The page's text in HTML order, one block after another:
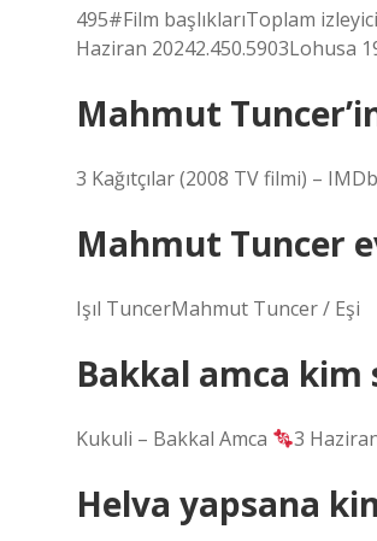
495#Film başlıklarıToplam
Haziran 20242.450.5903Lohusa
Mahmut
3 Kağıtçılar (2008 TV filmi) –
Mahmut Tuncer
Işıl TuncerMahmut Tuncer / Eşi
Bakkal amca kim
Kukuli – Bakkal Amca 3
Helva yapsana